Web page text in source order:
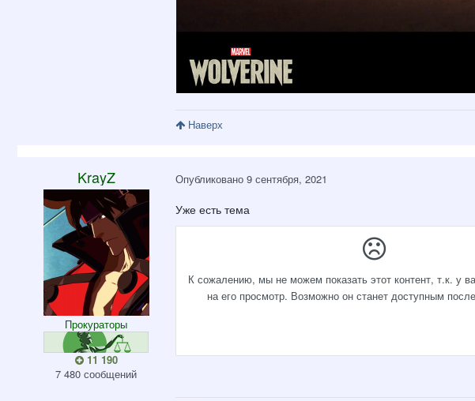
Наверх
KrayZ
Прокураторы
11 190
7 480 сообщений
Опубликовано 9 сентября, 2021
Уже есть тема